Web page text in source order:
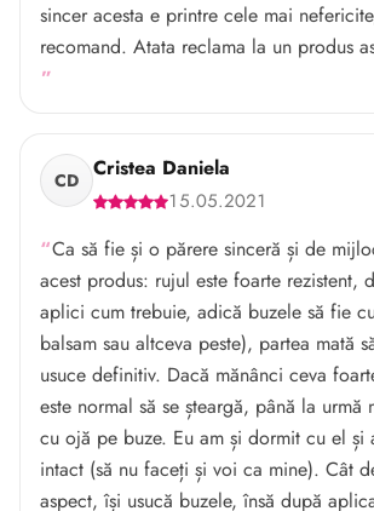
sincer acesta e printre cele mai
recomand. Atata reclama la un produs
CD Cristea Daniela
15.05.2021
Ca să fie și o părere sinceră și de
acest produs: rujul este foarte rezistent,
aplici cum trebuie, adică buzele să fie
balsam sau altceva peste), partea mată
usuce definitiv. Dacă mănânci ceva
este normal să se șteargă, până la urmă
cu ojă pe buze. Eu am și dormit cu el și
intact (să nu faceți și voi ca mine). Cât
aspect, își usucă buzele, însă după